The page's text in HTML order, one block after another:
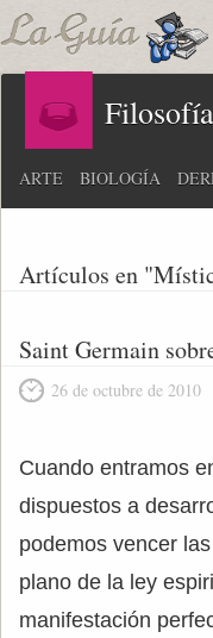
Filosofía
ARTE BIOLOGÍA
Artículos en
Saint Germain
26 de octubre de 2010
Cuando entramos
dispuestos a
podemos vencer
plano de la ley
manifestación